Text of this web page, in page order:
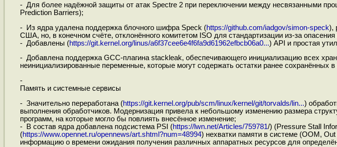
- Для более надёжной защиты от атак Spectre 2 при переключении между несвязанными
Prediction Barriers);
- Из ядра удалена поддержка блочного шифра Speck (https://github.com/iadgov/simon-speck),
США, но, в конечном счёте, отклонённого комитетом ISO для стандартизации из-за
- Добавлены (https://git.kernel.org/linus/a6f37cee6e4f6fa9d61962efbcb06a0...) API и простая
- Добавлена поддержка GCC-плагина stackleak, обеспечивающего инициализацию всех
неинициализированные переменные, которые могут содержать остатки ранее сохранённых
-
Память и системные сервисы
- Значительно переработана (https://git.kernel.org/pub/scm/linux/kernel/git/torvalds/lin...)
выполнения обработчиков. Модернизация привела к небольшому изменению размера
программ, на которые могло бы повлиять внесённое изменение;
- В состав ядра добавлена подсистема PSI (https://lwn.net/Articles/759781/) (Pressure Stall
(https://www.opennet.ru/opennews/art.shtml?num=48994) нехватки памяти в системе (OOM,
информацию о времени ожидания получения различных аппаратных ресурсов для